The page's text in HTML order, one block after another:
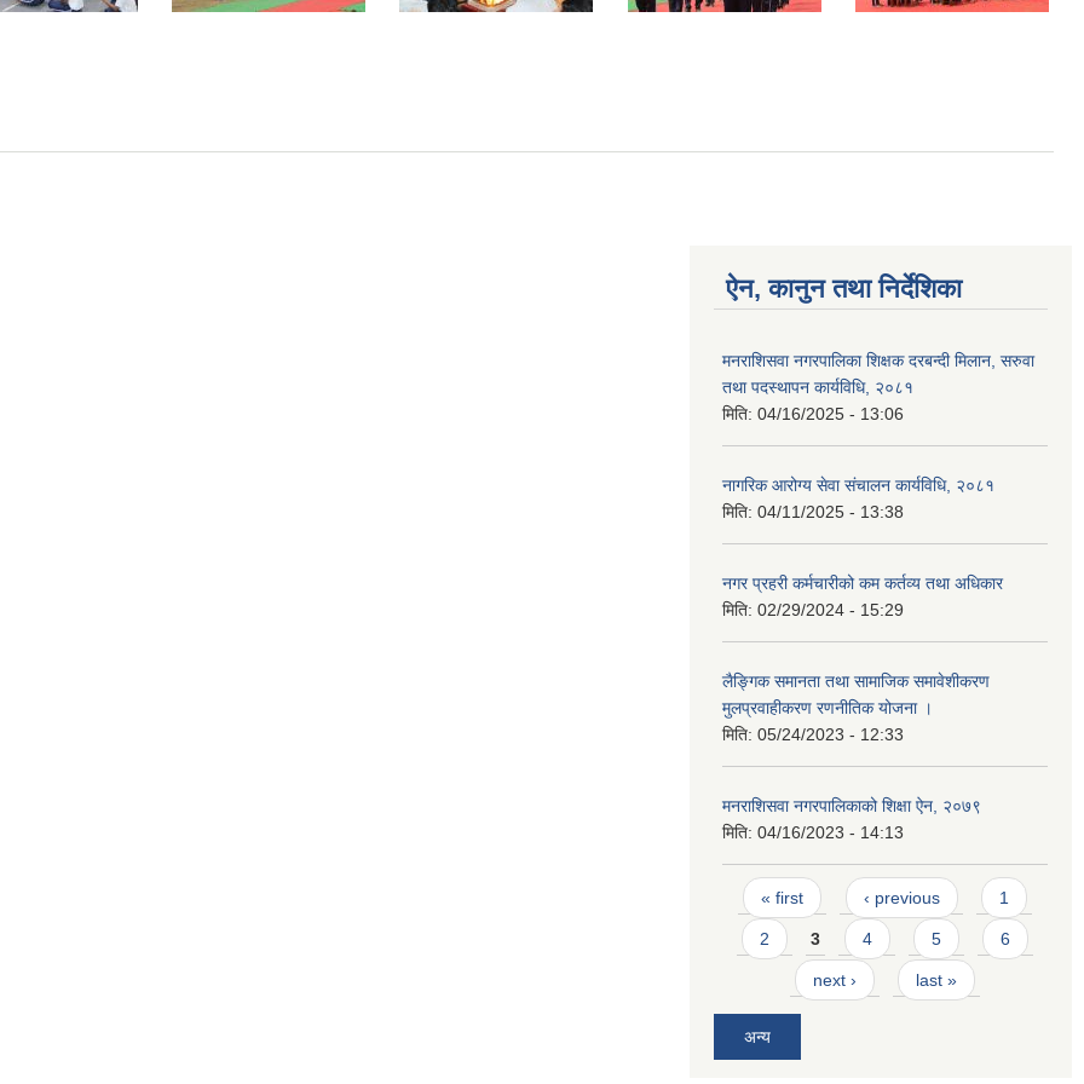
ऐन, कानुन तथा निर्देशिका
मनराशिसवा नगरपालिका शिक्षक दरबन्दी मिलान, सरुवा
तथा पदस्थापन कार्यविधि, २०८१
मिति: 04/16/2025 - 13:06
नागरिक आरोग्य सेवा संचालन कार्यविधि, २०८१
मिति: 04/11/2025 - 13:38
नगर प्रहरी कर्मचारीको कम कर्तव्य तथा अधिकार
मिति: 02/29/2024 - 15:29
लैङ्गिक समानता तथा सामाजिक समावेशीकरण
मुलप्रवाहीकरण रणनीतिक योजना ।
मिति: 05/24/2023 - 12:33
मनराशिसवा नगरपालिकाको शिक्षा ऐन, २०७९
मिति: 04/16/2023 - 14:13
Pages
« first ‹ previous 1
2 3 4 5 6
next › last »
अन्य